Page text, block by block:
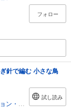
フォロー
針で編む 小さな鳥
・美容
試し読み